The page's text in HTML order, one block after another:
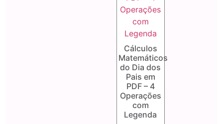
Cálculos
Matemáticos
do Dia dos
Pais em
PDF – 4
Operações
com
Legenda